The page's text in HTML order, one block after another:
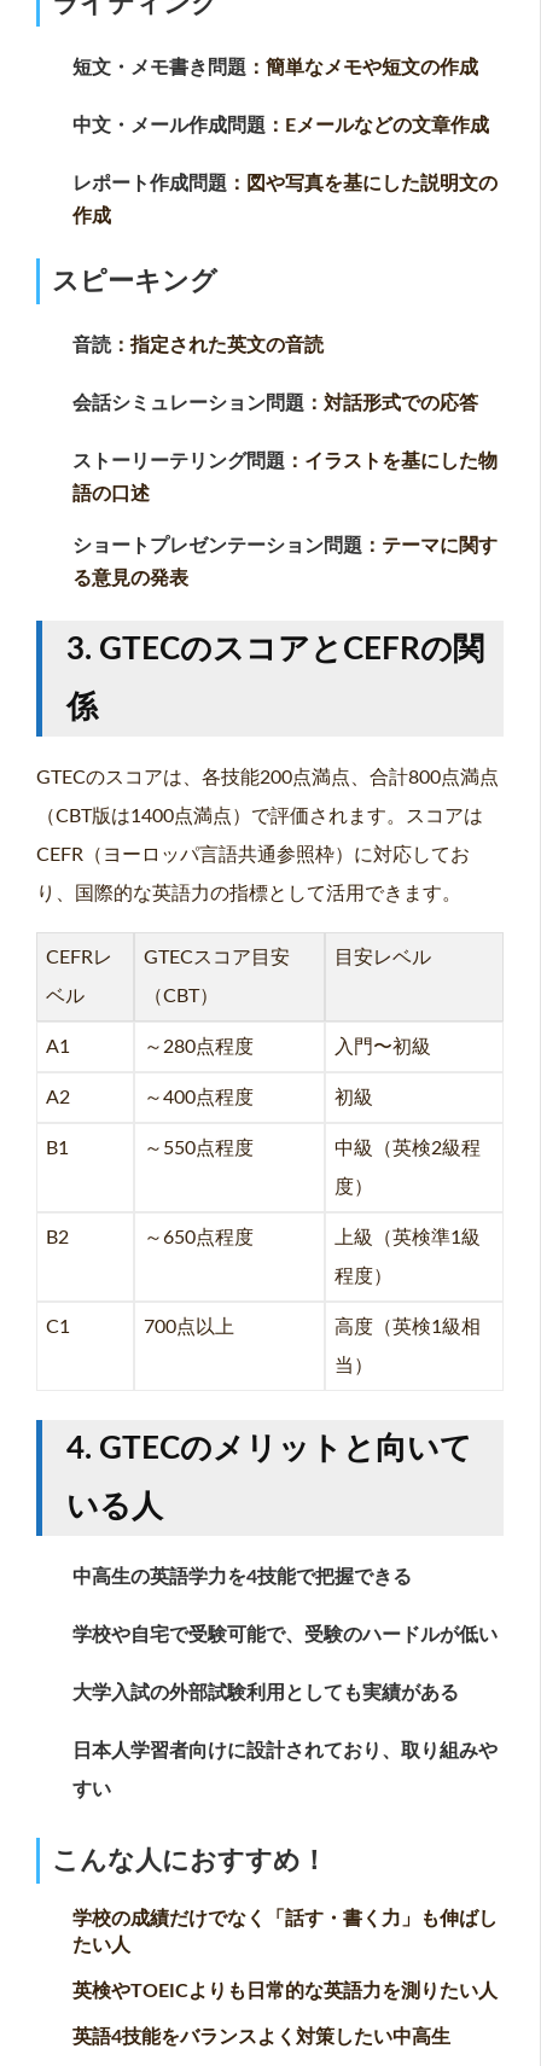
短文・メモ書き問題 ：簡単なメモや短文の作成
中文・メール作成問題 ：Eメールなどの文章作成
レポート作成問題 ：図や写真を基にした説明文の
作成
スピーキング
音読：指定された英文の音読
会話シミュレーション問題 ：対話形式での応答
ストーリーテリング問題 ：イラストを基にした物
語の口述
ショートプレゼンテーション問題 ：テーマに関す
る意見の発表
3. GTECのスコアとCEFRの関
係
GTECのスコアは、各技能200点満点、合計800点満点
（CBT版は1400点満点）で評価されます。スコアは
CEFR（ヨーロッパ言語共通参照枠）に対応してお
り、国際的な英語力の指標として活用できます。
CEFRレ
ベル
GTECスコア目安
（CBT）
目安レベル
A1 ～280点程度 入門〜初級
A2 ～400点程度 初級
B1 ～550点程度
中級（英検2級程
度）
B2 ～650点程度
上級（英検準1級
程度）
C1 700点以上
高度（英検1級相
当）
4. GTECのメリットと向いて
いる人
中高生の英語学力を4技能で把握できる
学校や自宅で受験可能で、受験のハードルが低い
大学入試の外部試験利用としても実績がある
日本人学習者向けに設計されており、取り組みや
すい
こんな人におすすめ！
学校の成績だけでなく「話す・書く力」も伸ばし
たい人
英検やTOEICよりも日常的な英語力を測りたい人
英語4技能をバランスよく対策したい中高生